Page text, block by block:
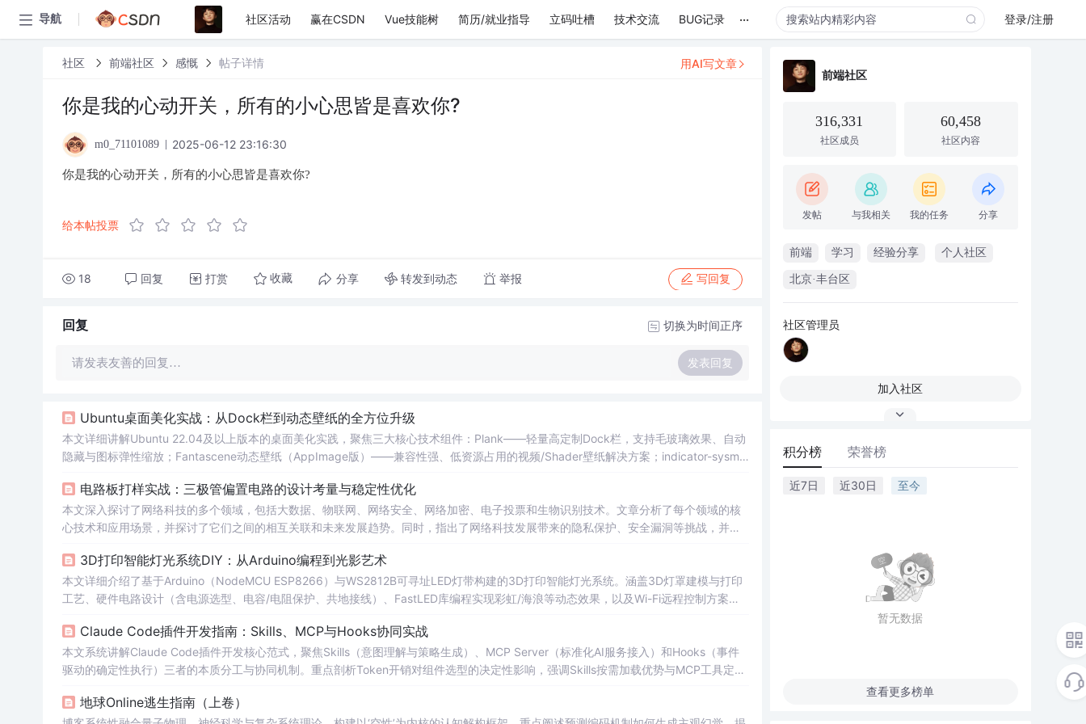
导航 社区活动 赢在CSDN Vue技能树 简历/就业指导 立码吐槽 技术交流 BUG记录 ... 登录/注册
社区 前端社区 感慨 帖子详情
你是我的心动开关，所有的小心思皆是喜欢你?
m0_71101089 2025-06-12 23:16:30
你是我的心动开关，所有的小心思皆是喜欢你?
给本帖投票
18 回复 打赏 收藏 分享 转发到动态 举报 写回复
用AI写文章
回复 切换为时间正序
请发表友善的回复… 发表回复
Ubuntu桌面美化实战：从Dock栏到动态壁纸的全方位升级
本文详细讲解Ubuntu 22.04及以上版本的桌面美化实践，聚焦三大核心技术组件：Plank——轻量高定制Dock栏，支持毛玻璃效果、自动
隐藏与图标弹性缩放；Fantascene动态壁纸（AppImage版）——兼容性强、低资源占用的视频/Shader壁纸解决方案；indicator-sysmo
电路板打样实战：三极管偏置电路的设计考量与稳定性优化
本文深入探讨了网络科技的多个领域，包括大数据、物联网、网络安全、网络加密、电子投票和生物识别技术。文章分析了每个领域的核
心技术和应用场景，并探讨了它们之间的相互关联和未来发展趋势。同时，指出了网络科技发展带来的隐私保护、安全漏洞等挑战，并提
3D打印智能灯光系统DIY：从Arduino编程到光影艺术
本文详细介绍了基于Arduino（NodeMCU ESP8266）与WS2812B可寻址LED灯带构建的3D打印智能灯光系统。涵盖3D灯罩建模与打印
工艺、硬件电路设计（含电源选型、电容/电阻保护、共地接线）、FastLED库编程实现彩虹/海浪等动态效果，以及Wi-Fi远程控制方案。
Claude Code插件开发指南：Skills、MCP与Hooks协同实战
本文系统讲解Claude Code插件开发核心范式，聚焦Skills（意图理解与策略生成）、MCP Server（标准化AI服务接入）和Hooks（事件
驱动的确定性执行）三者的本质分工与协同机制。重点剖析Token开销对组件选型的决定性影响，强调Skills按需加载优势与MCP工具定义
地测试流程及project/user作用域实践策略。
地球Online逃生指南（上卷）
前端社区
316,331
社区成员
60,458
社区内容
发帖 与我相关 我的任务 分享
前端 学习 经验分享 个人社区
北京·丰台区
社区管理员
加入社区
积分榜 荣誉榜
近7日 近30日 至今
暂无数据
查看更多榜单